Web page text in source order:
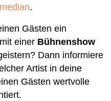
.
Gästen ein
einer Bühnenshow
Dann informiere
Artist in deine
Gästen wertvolle